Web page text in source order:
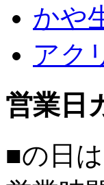
かや
アク
営業日
■の日